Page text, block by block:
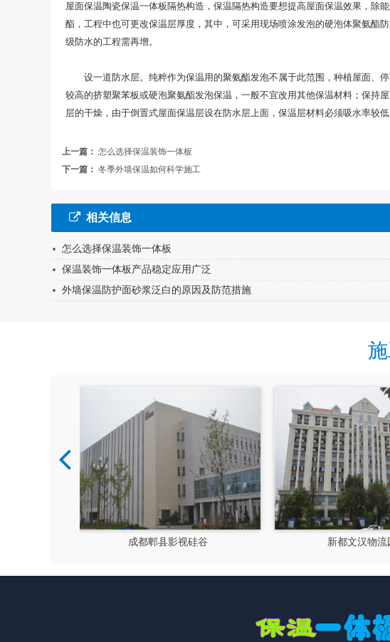
屋面保温陶瓷保温一体板隔热构造，保温隔热构造要想提高屋面保温效果，除
酯，工程中也可更改保温层厚度，其中，可采用现场喷涂发泡的硬泡体聚氨酯
级防水的工程需再增。
设一道防水层。纯粹作为保温用的聚氨酯发泡不属于此范围，种植屋面、
较高的挤塑聚苯板或硬泡聚氨酯发泡保温，一般不宜改用其他保温材料；保持
层的干燥，由于倒置式屋面保温层设在防水层上面，保温层材料必须吸水率较
上一篇： 怎么选择保温装饰一体板
下一篇： 冬季外墙保温如何科学施工
相关信息
怎么选择保温装饰一体板
保温装饰一体板产品稳定应用广泛
外墙保温防护面砂浆泛白的原因及防范措施
新都文汉物流园区 大运会十陵街